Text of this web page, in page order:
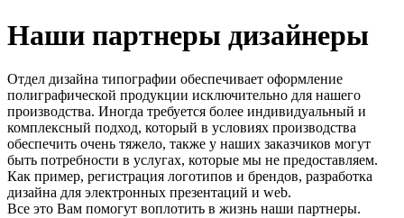
Наши партнеры дизайнеры
Отдел дизайна типографии обеспечивает оформление
полиграфической продукции исключительно для нашего
производства. Иногда требуется более индивидуальный и
комплексный подход, который в условиях производства
обеспечить очень тяжело, также у наших заказчиков могут
быть потребности в услугах, которые мы не предоставляем.
Как пример, регистрация логотипов и брендов, разработка
дизайна для электронных презентаций и web.
Все это Вам помогут воплотить в жизнь наши партнеры.